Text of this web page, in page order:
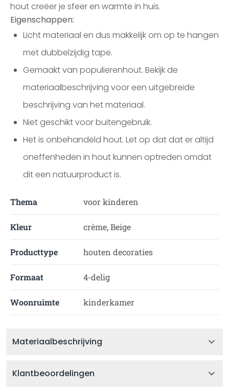
hout creëer je sfeer en warmte in huis.
Eigenschappen:
Licht materiaal en dus makkelijk om op te hangen
met dubbelzijdig tape.
Gemaakt van populierenhout. Bekijk de
materiaalbeschrijving voor een uitgebreide
beschrijving van het materiaal.
Niet geschikt voor buitengebruik.
Het is onbehandeld hout. Let op dat dat er altijd
oneffenheden in hout kunnen optreden omdat
dit een natuurproduct is.
Thema voor kinderen
Kleur crème, Beige
Producttype houten decoraties
Formaat 4-delig
Woonruimte kinderkamer
Materiaalbeschrijving
Klantbeoordelingen